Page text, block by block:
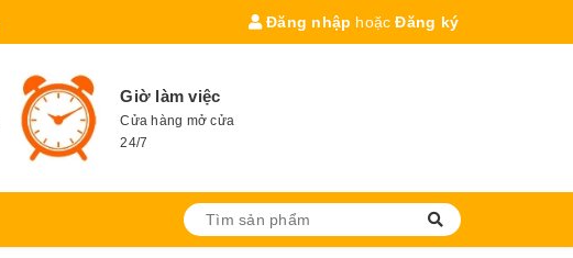
Đăng nhập hoặc Đăng ký
Giờ làm việc
Cửa hàng mở cửa
24/7